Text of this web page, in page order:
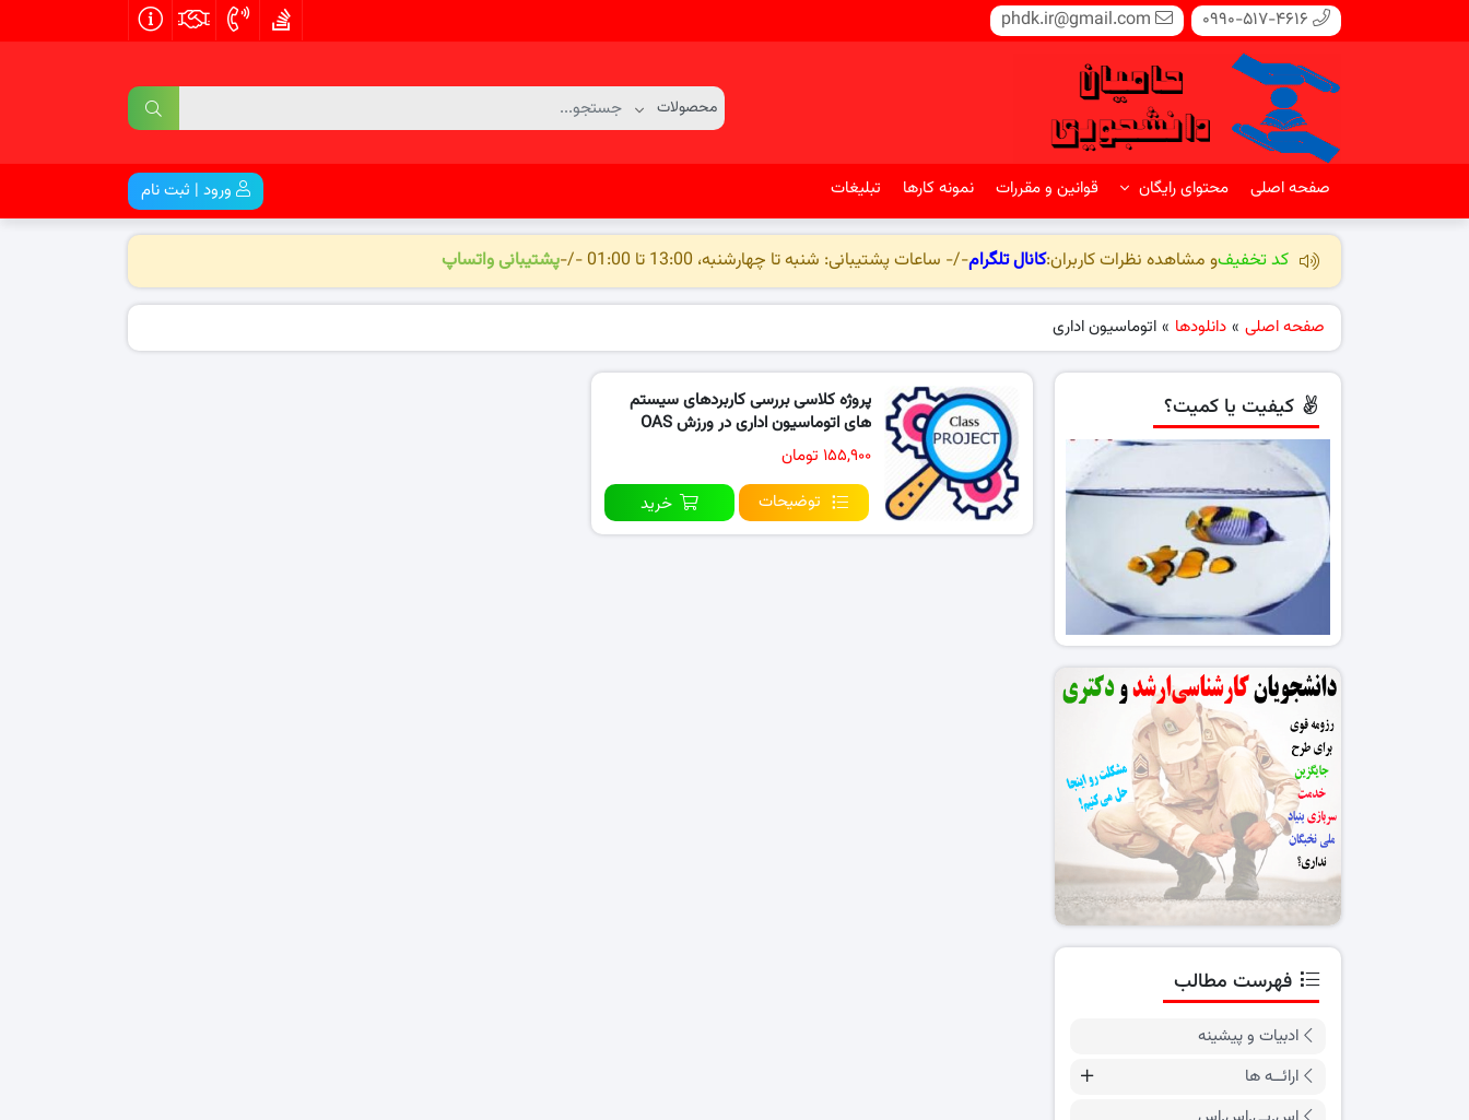
0990-517-4616
phdk.ir@gmail.com
صفحه اصلی محتوای رایگان قوانین و مقررات نمونه کارها تبلیغات ورود | ثبت نام
کد تخفیفو مشاهده نظرات کاربران:کانال تلگرام-/- ساعات پشتیبانی: شنبه تا چهارشنبه، 13:00 تا 01:00 -/- پشتیبانی واتساپ
صفحه اصلی » دانلودها » اتوماسیون اداری
پروژه کلاسی بررسی کاربردهای سیستم
های اتوماسیون اداری در ورزش OAS
۱۵۵,۹۰۰ تومان
توضیحات
خرید
کیفیت یا کمیت؟
فهرست مطالب
ادبیات و پیشینه
ارائــه ها